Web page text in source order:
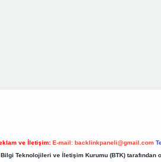
ve İletişim: E-mail: backlinkpaneli@gmail.com
Teknolojileri ve İletişim Kurumu (BTK)